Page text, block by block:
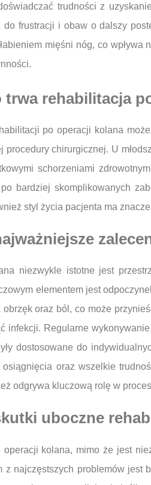
trudności z
do frustracji i obaw o dalszy
mięśni nóg, co
trwa rehabilitacja
po operacji kolana
procedury chirurgicznej. U
schorzeniami
bardziej skomplikowanych
styl życia pacjenta ma
niezwykle istotne jest
elementem jest
obrzęk oraz ból, co może
infekcji. Regularne
dostosowane do
oraz wszelkie
odgrywa kluczową rolę w
uboczne
operacji kolana, mimo że jest
z najczęstszych problemów